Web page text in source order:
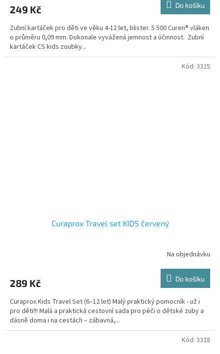
249 Kč Do košíku
Zubní kartáček pro děti ve věku 4-12 let, blister. 5 500 Curen® vláken
o průměru 0,09 mm. Dokonale vyvážená jemnost a účinnost. Zubní
kartáček CS kids zoubky...
Curaprox Travel set KIDS červený
Na objednávku
289 Kč Do košíku
Curaprox Kids Travel Set (6–12 let) Malý praktický pomocník - už i
pro děti!!! Malá a praktická cestovní sada pro péči o dětské zuby a
dásně doma i na cestách – zábavná,...
Kód: 3325
Kód: 3328